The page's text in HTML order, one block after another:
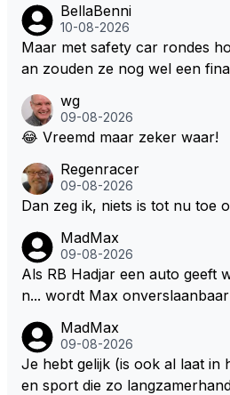
erademing was. Dit zou in de
zijn. Stel de auto's worden zoals ik omschreef en M
ax kan helemaal los gaan met
en na het volgende kontrakt.
BellaBenni
10-08-2026
Maar met safety car rondes
an zouden ze nog wel een
wg
09-08-2026
😂 Vreemd maar zeker waar!
Regenracer
09-08-2026
Dan zeg ik, niets is tot nu toe
MadMax
09-08-2026
Als RB Hadjar een auto geeft
n... wordt Max
MadMax
09-08-2026
Je hebt gelijk (is ook al laat in
en sport die zo